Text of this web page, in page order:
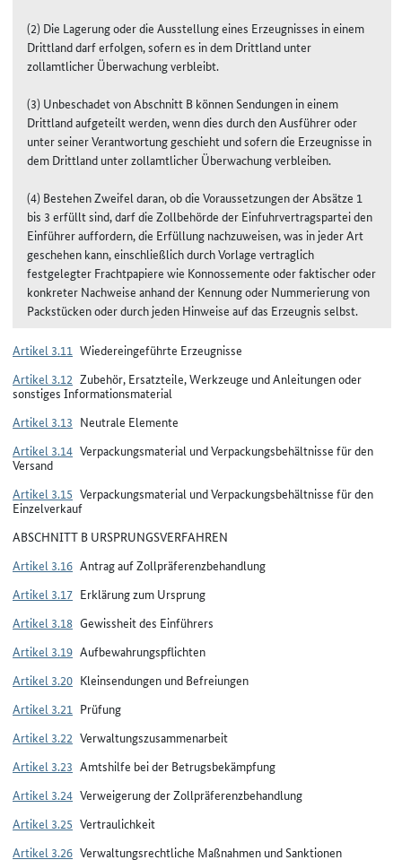
(2) Die Lagerung oder die Ausstellung eines Erzeugnisses in einem
Drittland darf erfolgen, sofern es in dem Drittland unter
zollamtlicher Überwachung verbleibt.
(3) Unbeschadet von Abschnitt B können Sendungen in einem
Drittland aufgeteilt werden, wenn dies durch den Ausführer oder
unter seiner Verantwortung geschieht und sofern die Erzeugnisse in
dem Drittland unter zollamtlicher Überwachung verbleiben.
(4) Bestehen Zweifel daran, ob die Voraussetzungen der Absätze 1
bis 3 erfüllt sind, darf die Zollbehörde der Einfuhrvertragspartei den
Einführer auffordern, die Erfüllung nachzuweisen, was in jeder Art
geschehen kann, einschließlich durch Vorlage vertraglich
festgelegter Frachtpapiere wie Konnossemente oder faktischer oder
konkreter Nachweise anhand der Kennung oder Nummerierung von
Packstücken oder durch jeden Hinweise auf das Erzeugnis selbst.
Artikel 3.11 Wiedereingeführte Erzeugnisse
Artikel 3.12 Zubehör, Ersatzteile, Werkzeuge und Anleitungen oder
sonstiges Informationsmaterial
Artikel 3.13 Neutrale Elemente
Artikel 3.14 Verpackungsmaterial und Verpackungsbehältnisse für den
Versand
Artikel 3.15 Verpackungsmaterial und Verpackungsbehältnisse für den
Einzelverkauf
ABSCHNITT B URSPRUNGSVERFAHREN
Artikel 3.16 Antrag auf Zollpräferenzbehandlung
Artikel 3.17 Erklärung zum Ursprung
Artikel 3.18 Gewissheit des Einführers
Artikel 3.19 Aufbewahrungspflichten
Artikel 3.20 Kleinsendungen und Befreiungen
Artikel 3.21 Prüfung
Artikel 3.22 Verwaltungszusammenarbeit
Artikel 3.23 Amtshilfe bei der Betrugsbekämpfung
Artikel 3.24 Verweigerung der Zollpräferenzbehandlung
Artikel 3.25 Vertraulichkeit
Artikel 3.26 Verwaltungsrechtliche Maßnahmen und Sanktionen